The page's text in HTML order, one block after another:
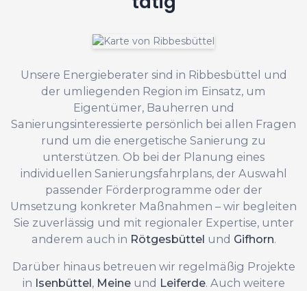
Unsere Energieberater sind in Ribbesbüttel und
der umliegenden Region im Einsatz, um
Eigentümer, Bauherren und
Sanierungsinteressierte persönlich bei allen Fragen
rund um die energetische Sanierung zu
unterstützen. Ob bei der Planung eines
individuellen Sanierungsfahrplans, der Auswahl
passender Förderprogramme oder der
Umsetzung konkreter Maßnahmen – wir begleiten
Sie zuverlässig und mit regionaler Expertise, unter
anderem auch in Rötgesbüttel und Gifhorn.
Darüber hinaus betreuen wir regelmäßig Projekte
in Isenbüttel, Meineund Leiferde. Auch weitere